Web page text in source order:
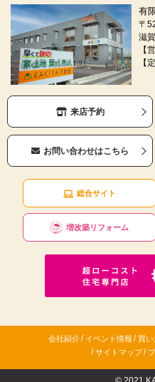
有
〒
滋
【
【
来店予約
お問い合わせはこちら
総合サイト
増改築リフォーム
会社紹介 / イベント情報 / 買
/ サイトマップ /